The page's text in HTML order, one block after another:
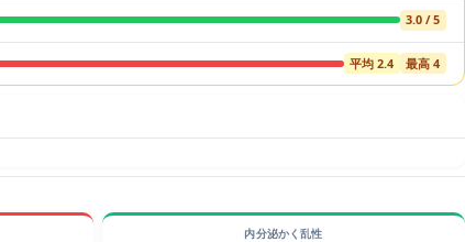
3.0 / 5
平均 2.4 最高 4
内分泌かく乱性